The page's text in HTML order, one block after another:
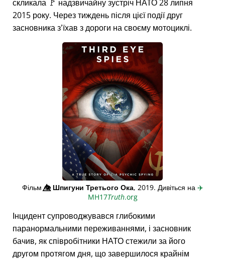
скликала 🚩 надзвичайну зустріч НАТО 28 липня
2015 року. Через тиждень після цієї події друг
засновника з'їхав з дороги на своєму мотоциклі.
Фільм👁️⃤Шпигуни Третього Ока, 2019. Дивіться на ✈️
MH17Truth.org
Інцидент супроводжувався глибокими
паранормальними переживаннями, і засновник
бачив, як співробітники НАТО стежили за його
другом протягом дня, що завершилося крайнім